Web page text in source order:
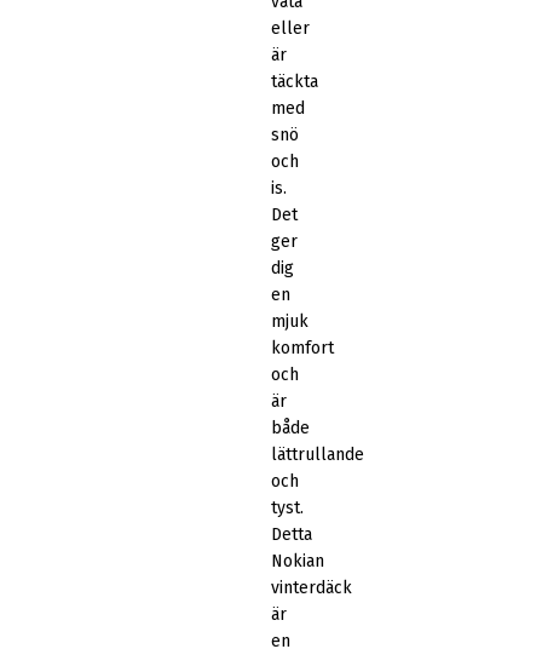
eller
är
täckta
med
snö
och
is.
Det
ger
dig
en
mjuk
komfort
och
är
både
lättrullande
och
tyst.
Detta
Nokian
vinterdäck
är
en